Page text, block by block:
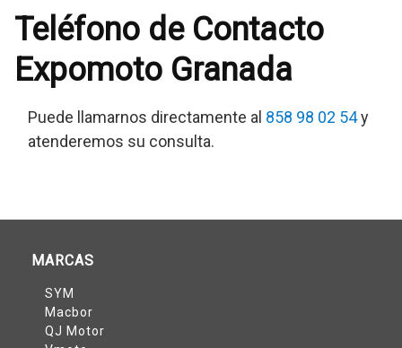
Teléfono de Contacto
Expomoto Granada
Puede llamarnos directamente al 858 98 02 54y
atenderemos su consulta.
MARCAS
SYM
Macbor
QJ Motor